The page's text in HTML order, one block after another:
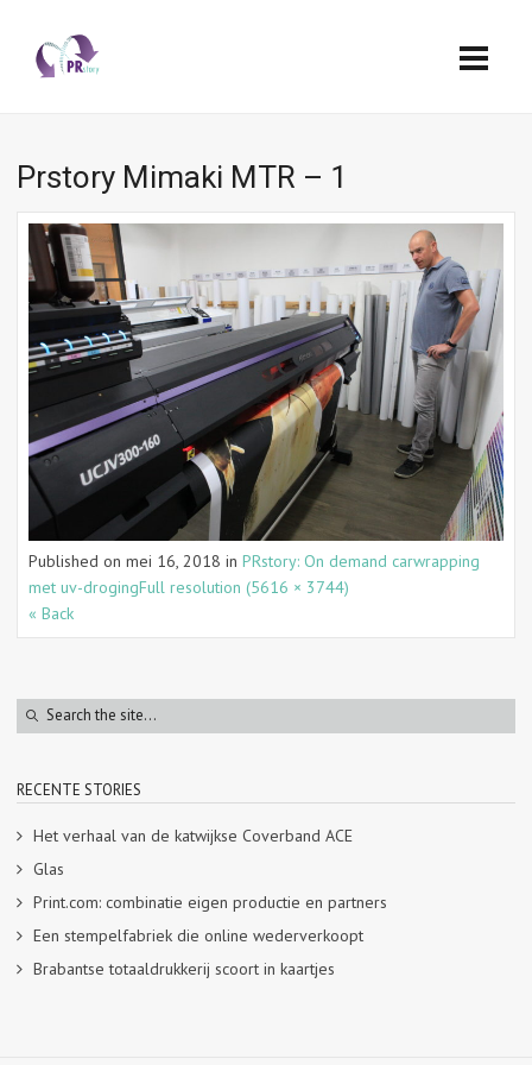
Prstory Mimaki MTR – 1
Published on mei 16, 2018 in PRstory: On demand carwrapping
met uv-drogingFull resolution (5616 × 3744)
« Back
RECENTE STORIES
Het verhaal van de katwijkse Coverband ACE
Glas
Print.com: combinatie eigen productie en partners
Een stempelfabriek die online wederverkoopt
Brabantse totaaldrukkerij scoort in kaartjes